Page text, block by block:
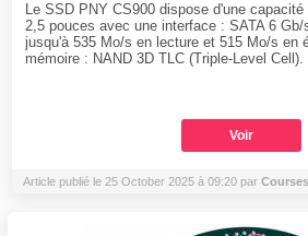
Le SSD PNY CS900 dispose d'une
2,5 pouces avec une interface : SATA 6
jusqu'à 535 Mo/s en lecture et 515 Mo/s en
mémoire : NAND 3D TLC (Triple-Level Cell).
Voir
Article publié le 25 October 2025 à 09:20 par